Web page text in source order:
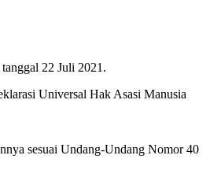
22 Juli 2021.
Universal Hak Asasi Manusia
sesuai Undang-Undang Nomor 40